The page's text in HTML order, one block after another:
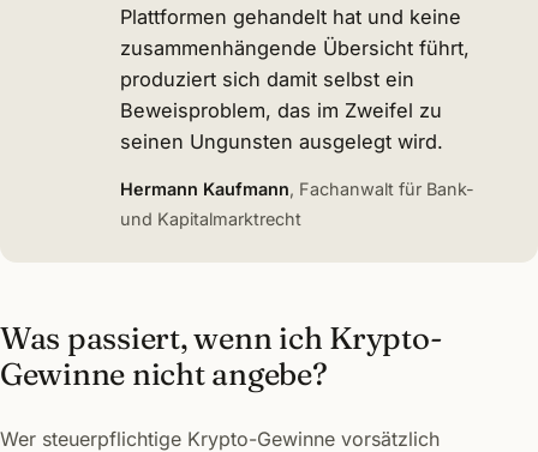
Plattformen gehandelt hat und keine
zusammenhängende Übersicht führt,
produziert sich damit selbst ein
Beweisproblem, das im Zweifel zu
seinen Ungunsten ausgelegt wird.
Hermann Kaufmann, Fachanwalt für Bank-
und Kapitalmarktrecht
Was passiert, wenn ich Krypto-
Gewinne nicht angebe?
Wer steuerpflichtige Krypto-Gewinne vorsätzlich